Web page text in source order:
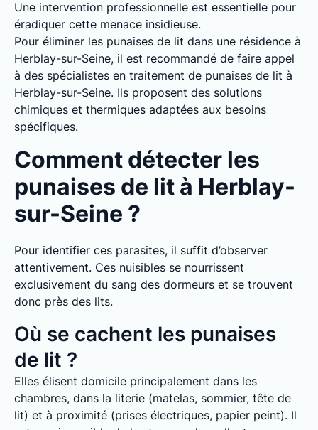
Une intervention professionnelle est essentielle pour
éradiquer cette menace insidieuse.
Pour éliminer les punaises de lit dans une résidence à
Herblay-sur-Seine, il est recommandé de faire appel
à des spécialistes en traitement de punaises de lit à
Herblay-sur-Seine. Ils proposent des solutions
chimiques et thermiques adaptées aux besoins
spécifiques.
Comment détecter les
punaises de lit à Herblay-
sur-Seine ?
Pour identifier ces parasites, il suffit d’observer
attentivement. Ces nuisibles se nourrissent
exclusivement du sang des dormeurs et se trouvent
donc près des lits.
Où se cachent les punaises
de lit ?
Elles élisent domicile principalement dans les
chambres, dans la literie (matelas, sommier, tête de
lit) et à proximité (prises électriques, papier peint). Il